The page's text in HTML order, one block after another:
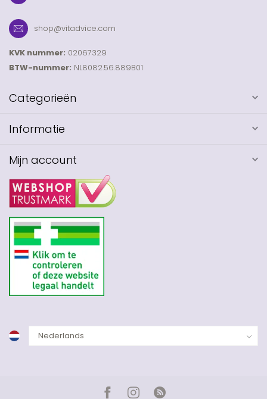
shop@vitadvice.com
KVK nummer: 02067329
BTW-nummer: NL8082.56.889B01
Categorieën
Informatie
Mijn account